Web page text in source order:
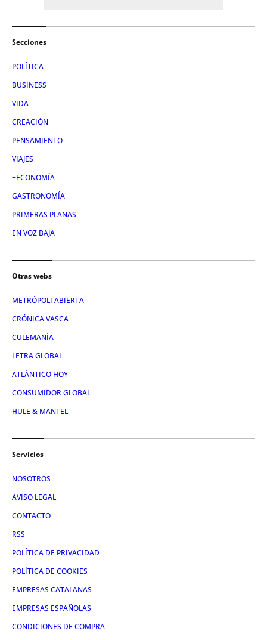
Secciones
POLÍTICA
BUSINESS
VIDA
CREACIÓN
PENSAMIENTO
VIAJES
+ECONOMÍA
GASTRONOMÍA
PRIMERAS PLANAS
EN VOZ BAJA
Otras webs
METRÓPOLI ABIERTA
CRÓNICA VASCA
CULEMANÍA
LETRA GLOBAL
ATLÁNTICO HOY
CONSUMIDOR GLOBAL
HULE & MANTEL
Servicios
NOSOTROS
AVISO LEGAL
CONTACTO
RSS
POLÍTICA DE PRIVACIDAD
POLÍTICA DE COOKIES
EMPRESAS CATALANAS
EMPRESAS ESPAÑOLAS
CONDICIONES DE COMPRA